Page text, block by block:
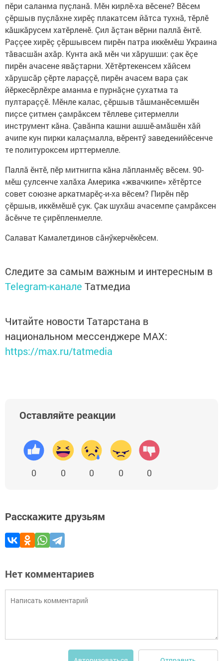
пӗри саланма пуçланă. Мӗн кирлӗ-ха вӗсене? Вӗсем
çӗршыв пуçлăхне хирӗç плакатсем йăтса тухнă, тӗрлӗ
кăшкăрусем хатӗрленӗ. Çил ăçтан вӗрни паллă ӗнтӗ.
Раççее хирӗç çӗршывсем пирӗн патра иккӗмӗш Украина
тăвасшăн ахăр. Кунта акă мӗн чи хăрушши: çак ӗçе
пирӗн ачасене явăçтарни. Хӗтӗртекенсем хăйсем
хăрушсăр çӗрте лараççӗ, пирӗн ачасем вара çак
йӗркесӗрлӗхре аманма е пурнăçне çухатма та
пултараççӗ. Мӗнле калас, çӗршыв тăшманӗсемшӗн
пиçсе çитмен çамрăксем тӗллеве çитермелли
инструмент кăна. Çавăнпа кашни ашшӗ-амăшӗн хăй
ачипе кун пирки калаçмалла, вӗрентӳ заведенийӗсенче
те политуроксем ирттермелле.
Паллă ӗнтӗ, пӗр митнигпа кăна лăпланмӗç вӗсем. 90-
мӗш çулсенче халăха Америка «жвачкипе» хӗтӗртсе
совет союзне аркатмарӗç-и-ха вӗсем? Пирӗн пӗр
çӗршыв, иккӗмӗшӗ çук. Çак шухăш ачасемпе çамрăксен
ăсӗнче те çирӗпленмелле.
Салават Камалетдинов сăнӳкерчӗкӗсем.
Следите за самым важным и интересным в
Telegram-канале Татмедиа
Читайте новости Татарстана в
национальном мессенджере MАХ:
https://max.ru/tatmedia
Оставляйте реакции
0 0 0 0 0
Расскажите друзьям
Нет комментариев